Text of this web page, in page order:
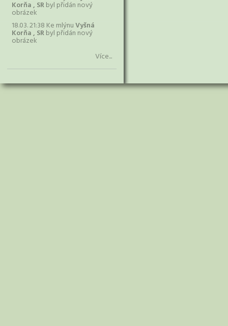
Korňa , SRbyl přidán nový
obrázek
18.03. 21:38 Ke mlýnuVyšná
Korňa , SRbyl přidán nový
obrázek
Více...